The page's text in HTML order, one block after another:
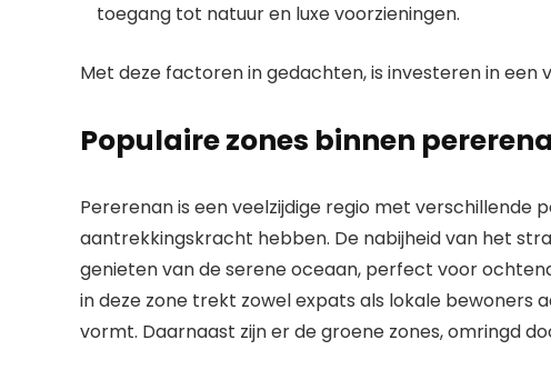
toegang tot natuur en luxe voorzieningen.
Met deze factoren in gedachten, is investeren in een
Populaire zones binnen
Pererenan is een veelzijdige regio met verschillende
aantrekkingskracht hebben. De nabijheid van het
genieten van de serene oceaan, perfect voor
in deze zone trekt zowel expats als lokale bewoners
vormt. Daarnaast zijn er de groene zones, omringd